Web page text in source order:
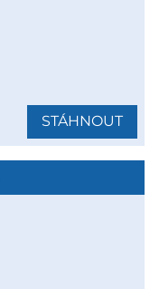
STÁHNOUT